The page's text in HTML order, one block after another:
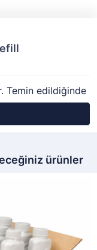
Temin edildiğinde
ürünler